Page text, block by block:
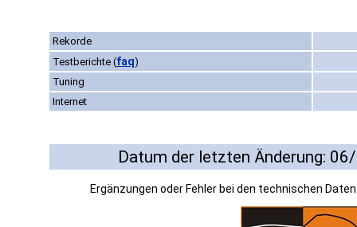
Rekorde
Testberichte (faq)
Tuning
Internet
Datum der letzten Änderung:
Ergänzungen oder Fehler bei den technischen